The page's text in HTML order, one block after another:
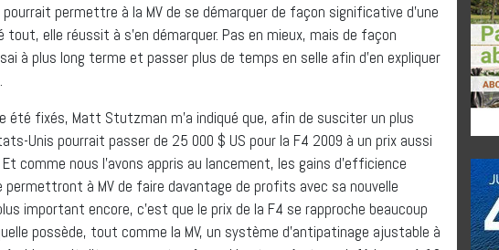
permettre à la MV de se démarquer de façon significative d’une
elle réussit à s’en démarquer. Pas en mieux, mais de façon
à plus long terme et passer plus de temps en selle afin d’en expliquer
été fixés, Matt Stutzman m’a indiqué que, afin de susciter un plus
Unis pourrait passer de 25 000 $ US pour la F4 2009 à un prix aussi
comme nous l’avons appris au lancement, les gains d’efficience
à MV de faire davantage de profits avec sa nouvelle
important encore, c’est que le prix de la F4 se rapproche beaucoup
possède, tout comme la MV, un système d’antipatinage ajustable à